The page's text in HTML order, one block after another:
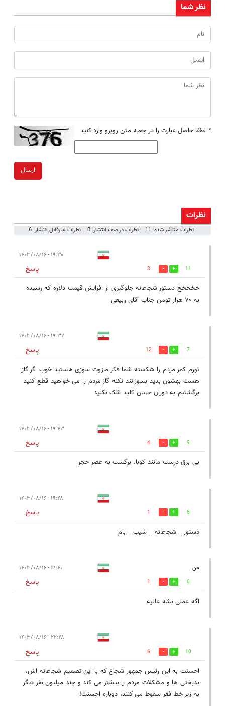
نظر شما
* لطفا حاصل عبارت را در جعبه متن روبرو وارد کنید
ارسال
نظرات
نظرات منتشر شده: 11 نظرات در صف انتشار: 0 نظرات غیرقابل انتشار: 6
۱۹:۳۰ - ۱۴۰۳/۰۸/۱۶
11
3
پاسخ
خخخخخ دستور شجاعانه جلوگیری از افزایش قیمت دلاره که رسیده
به ۷۰ هزار تومن جناب آقای ربیعی
۱۹:۳۲ - ۱۴۰۳/۰۸/۱۶
7
12
پاسخ
تورم کمر مردم را شکسته شما فکر مازوت سوزی هستید خوب اگر گاز
هست بهشون بدید بسوزانند نکنه گاز مردم را می خواهید قطع کنید
برگشتیم به دوران حسن کلید شک نکنید
۱۹:۴۳ - ۱۴۰۳/۰۸/۱۶
9
4
پاسخ
بی برق درست مانند کوبا. برگشت به عصر حجر
۱۹:۴۸ - ۱۴۰۳/۰۸/۱۶
6
1
پاسخ
دستور _ شجاعانه _ شیب _ بام
من ۲۱:۴۱ - ۱۴۰۳/۰۸/۱۶
6
1
پاسخ
اگه عملی بشه عالیه
۲۲:۲۸ - ۱۴۰۳/۰۸/۱۶
10
6
پاسخ
احسنت به اين رئيس جمهور شجاع که با اين تصميم شجاعانه اش،
بدبختی ها و مشکلات مردم را بيشتر می کند و چند ميليون نفر ديگر
به زير خط فقر سقوط می کنند، دوباره احسنت!